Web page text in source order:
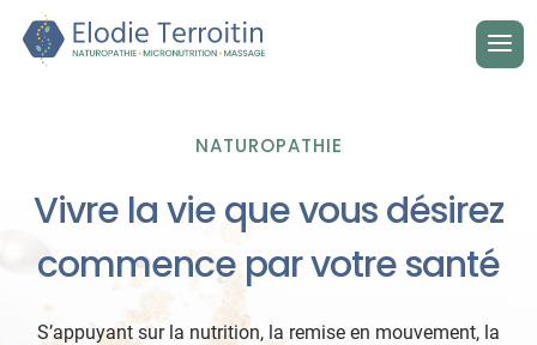
NATUROPATHIE
Vivre la vie que vous désirez
commence par votre santé
S’appuyant sur la nutrition, la remise en mouvement, la